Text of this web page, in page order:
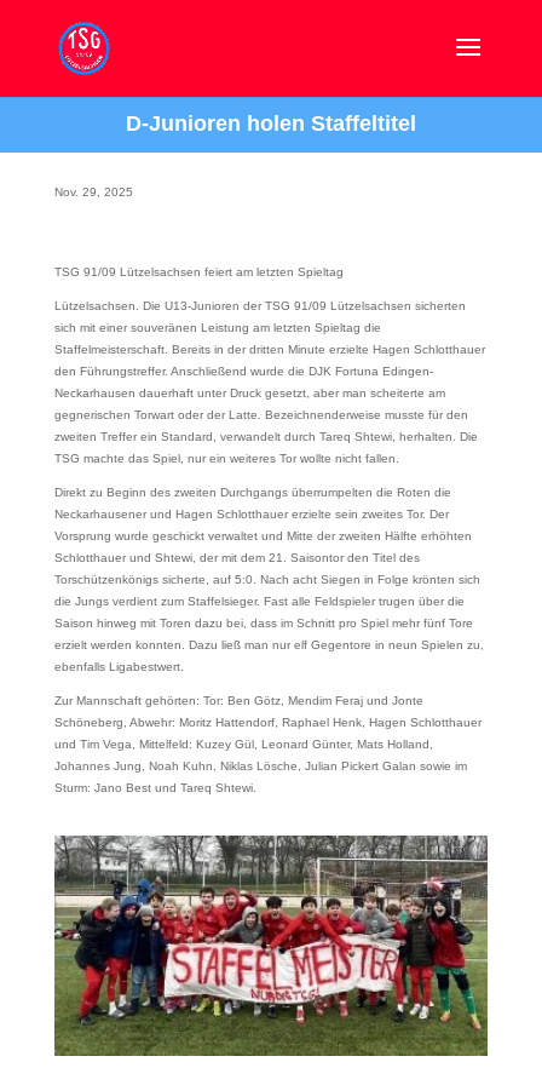
D-Junioren holen Staffeltitel
Nov. 29, 2025
TSG 91/09 Lützelsachsen feiert am letzten Spieltag
Lützelsachsen. Die U13-Junioren der TSG 91/09 Lützelsachsen sicherten
sich mit einer souveränen Leistung am letzten Spieltag die
Staffelmeisterschaft. Bereits in der dritten Minute erzielte Hagen Schlotthauer
den Führungstreffer. Anschließend wurde die DJK Fortuna Edingen-
Neckarhausen dauerhaft unter Druck gesetzt, aber man scheiterte am
gegnerischen Torwart oder der Latte. Bezeichnenderweise musste für den
zweiten Treffer ein Standard, verwandelt durch Tareq Shtewi, herhalten. Die
TSG machte das Spiel, nur ein weiteres Tor wollte nicht fallen.
Direkt zu Beginn des zweiten Durchgangs überrumpelten die Roten die
Neckarhausener und Hagen Schlotthauer erzielte sein zweites Tor. Der
Vorsprung wurde geschickt verwaltet und Mitte der zweiten Hälfte erhöhten
Schlotthauer und Shtewi, der mit dem 21. Saisontor den Titel des
Torschützenkönigs sicherte, auf 5:0. Nach acht Siegen in Folge krönten sich
die Jungs verdient zum Staffelsieger. Fast alle Feldspieler trugen über die
Saison hinweg mit Toren dazu bei, dass im Schnitt pro Spiel mehr fünf Tore
erzielt werden konnten. Dazu ließ man nur elf Gegentore in neun Spielen zu,
ebenfalls Ligabestwert.
Zur Mannschaft gehörten: Tor: Ben Götz, Mendim Feraj und Jonte
Schöneberg, Abwehr: Moritz Hattendorf, Raphael Henk, Hagen Schlotthauer
und Tim Vega, Mittelfeld: Kuzey Gül, Leonard Günter, Mats Holland,
Johannes Jung, Noah Kuhn, Niklas Lösche, Julian Pickert Galan sowie im
Sturm: Jano Best und Tareq Shtewi.